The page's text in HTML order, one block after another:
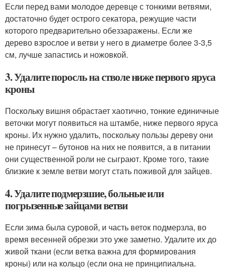
Если перед вами молодое деревце с тонкими ветвями,
достаточно будет острого секатора, режущие части
которого предварительно обеззаражены. Если же
дерево взрослое и ветви у него в диаметре более 3-3,5
см, лучше запастись и ножовкой.
3. Удалите поросль на стволе ниже первого яруса
кроны
Поскольку вишня обрастает хаотично, тонкие единичные
веточки могут появиться на штамбе, ниже первого яруса
кроны. Их нужно удалить, поскольку пользы дереву они
не принесут – бутонов на них не появится, а в питании
они существенной роли не сыграют. Кроме того, такие
близкие к земле ветви могут стать поживой для зайцев.
4. Удалите подмерзшие, больные или
погрызенные зайцами ветви
Если зима была суровой, и часть веток подмерзла, во
время весенней обрезки это уже заметно. Удалите их до
живой ткани (если ветка важна для формирования
кроны) или на кольцо (если она не принципиальна.